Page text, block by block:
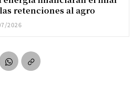
retenciones al agro
2026